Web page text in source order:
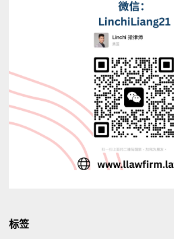
标签